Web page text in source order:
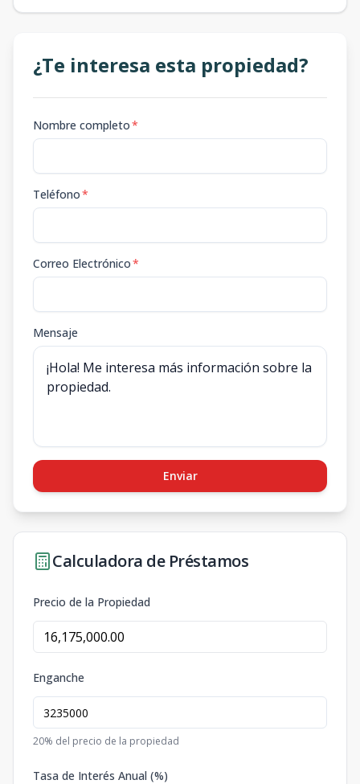
¿Te interesa esta propiedad?
Nombre completo*
Teléfono*
Correo Electrónico*
Mensaje
Enviar
Calculadora de Préstamos
Precio de la Propiedad
Enganche
20% del precio de la propiedad
Tasa de Interés Anual (%)